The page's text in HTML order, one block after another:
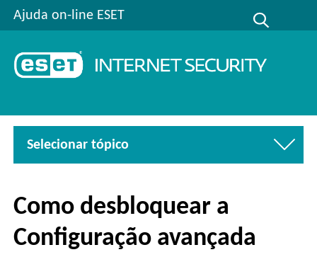
Ajuda on-line ESET
Selecionar tópico
Como desbloquear a
Configuração avançada